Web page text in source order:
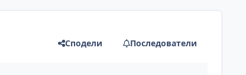
Сподели Последователи